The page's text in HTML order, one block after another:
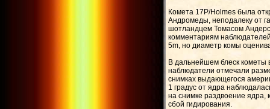
Комета 17P/Holmes была
Андромеды, неподалеку от
шотландцем Томасом
комментариям
5m, но диаметр комы
В дальнейшем блеск кометы
наблюдатели отмечали
снимках выдающегося
1 градус от ядра
на снимке раздвоение ядра,
сбой гидирования.